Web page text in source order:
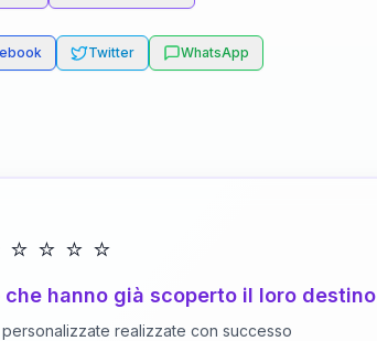
Twitter WhatsApp
⭐ ⭐ ⭐ ⭐
hanno già scoperto il loro destino
realizzate con successo